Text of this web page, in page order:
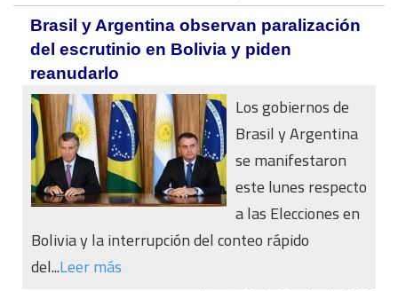
Brasil y Argentina observan paralización
del escrutinio en Bolivia y piden
reanudarlo
Los gobiernos de
Brasil y Argentina
se manifestaron
este lunes respecto
a las Elecciones en
Bolivia y la interrupción del conteo rápido
del...Leer más